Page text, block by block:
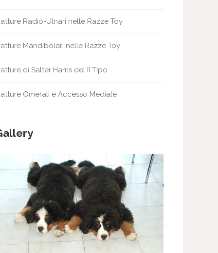
Radio-Ulnari nelle Razze Toy
Mandibolari nelle Razze Toy
di Salter Harris del II Tipo
Omerali e Accesso Mediale